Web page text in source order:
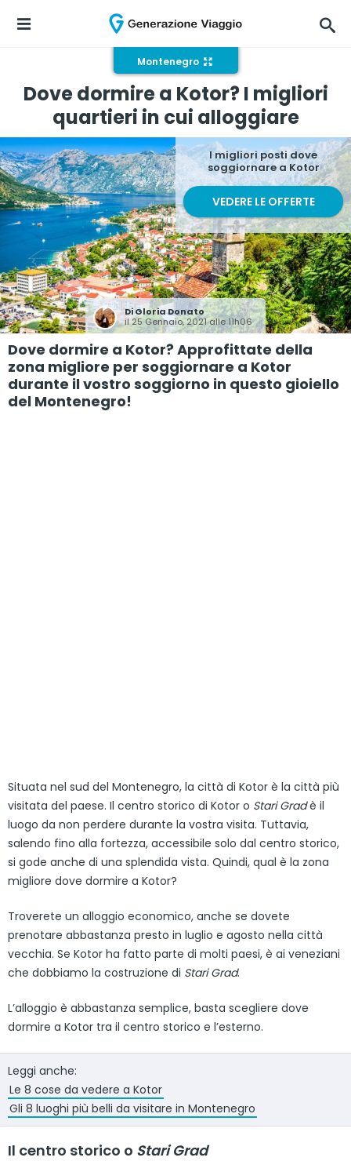
Montenegro
Dove dormire a Kotor? I migliori
quartieri in cui alloggiare
DiGloria Donato
il 25 Gennaio, 2021 alle 11h06
I migliori posti dove
soggiornare a Kotor
VEDERE LE OFFERTE
Dove dormire a Kotor? Approfittate della
zona migliore per soggiornare a Kotor
durante il vostro soggiorno in questo gioiello
del Montenegro!
Situata nel sud del Montenegro, la città di Kotor è la città più
visitata del paese. Il centro storico di Kotor o Stari Gradè il
luogo da non perdere durante la vostra visita. Tuttavia,
salendo fino alla fortezza, accessibile solo dal centro storico,
si gode anche di una splendida vista. Quindi, qual è la zona
migliore dove dormire a Kotor?
Troverete un alloggio economico, anche se dovete
prenotare abbastanza presto in luglio e agosto nella città
vecchia. Se Kotor ha fatto parte di molti paesi, è ai veneziani
che dobbiamo la costruzione di Stari Grad.
L’alloggio è abbastanza semplice, basta scegliere dove
dormire a Kotor tra il centro storico e l’esterno.
Leggi anche:
Le 8 cose da vedere a Kotor
Gli 8 luoghi più belli da visitare in Montenegro
Il centro storico o Stari Grad